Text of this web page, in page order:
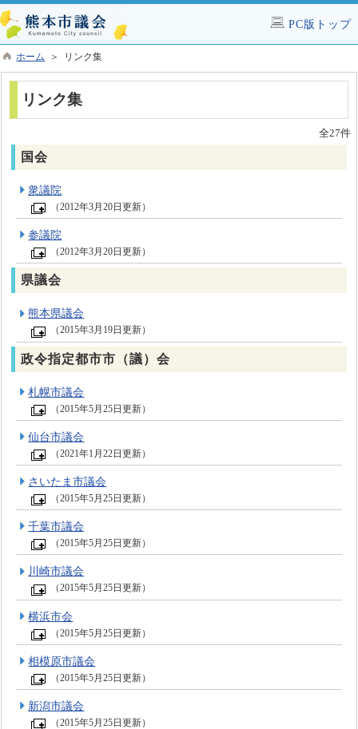
PC版トップ
ホーム ＞ リンク集
リンク集
全27件
国会
衆議院
（2012年3月20日更新）
参議院
（2012年3月20日更新）
県議会
熊本県議会
（2015年3月19日更新）
政令指定都市市（議）会
札幌市議会
（2015年5月25日更新）
仙台市議会
（2021年1月22日更新）
さいたま市議会
（2015年5月25日更新）
千葉市議会
（2015年5月25日更新）
川崎市議会
（2015年5月25日更新）
横浜市会
（2015年5月25日更新）
相模原市議会
（2015年5月25日更新）
新潟市議会
（2015年5月25日更新）